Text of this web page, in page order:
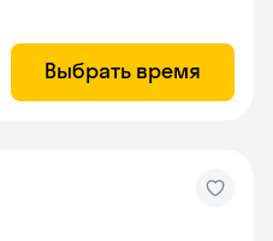
Выбрать время